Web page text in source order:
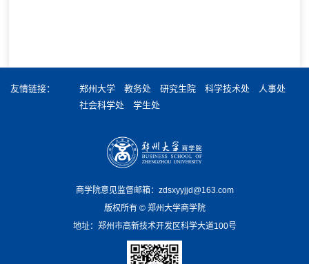
友情链接： 郑州大学 教务处 研究生院 科学技术处
人事处
社会科学处
学生处
商学院意见监督邮箱：zdsxyyjjd@163.com
版权所有 ©️ 郑州大学商学院
地址：郑州市高新技术开发区科学大道100号